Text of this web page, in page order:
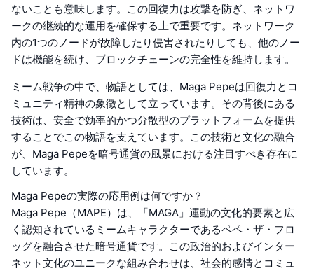
ないことも意味します。この回復力は攻撃を防ぎ、ネットワ
ークの継続的な運用を確保する上で重要です。ネットワーク
内の1つのノードが故障したり侵害されたりしても、他のノー
ドは機能を続け、ブロックチェーンの完全性を維持します。
ミーム戦争の中で、物語としては、Maga Pepeは回復力とコ
ミュニティ精神の象徴として立っています。その背後にある
技術は、安全で効率的かつ分散型のプラットフォームを提供
することでこの物語を支えています。この技術と文化の融合
が、Maga Pepeを暗号通貨の風景における注目すべき存在に
しています。
Maga Pepeの実際の応用例は何ですか？
Maga Pepe（MAPE）は、「MAGA」運動の文化的要素と広
く認知されているミームキャラクターであるペペ・ザ・フロ
ッグを融合させた暗号通貨です。この政治的およびインター
ネット文化のユニークな組み合わせは、社会的感情とコミュ